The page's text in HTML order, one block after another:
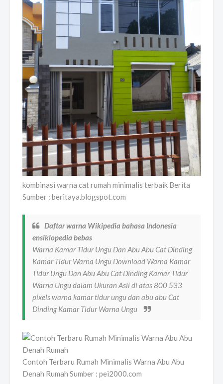
kombinasi warna cat rumah minimalis terbaik Berita
Sumber : beritaya.blogspot.com
Daftar warna Wikipedia bahasa Indonesia
ensiklopedia bebas
Warna Kamar Tidur Ungu Dan Abu Abu Cat Dinding
Kamar Tidur Warna Ungu Download Warna Kamar
Tidur Ungu Dan Abu Abu Cat Dinding Kamar Tidur
Warna Ungu dalam Ukuran Asli di atas 800 533
pixels warna kamar tidur ungu dan abu abu Cat
Dinding Kamar Tidur Warna Ungu
Contoh Terbaru Rumah Minimalis Warna Abu Abu
Denah Rumah Sumber : pei2000.com